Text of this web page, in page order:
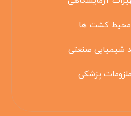
محیط کشت ها
شیمیایی صنعتی
ملزومات پزشکی